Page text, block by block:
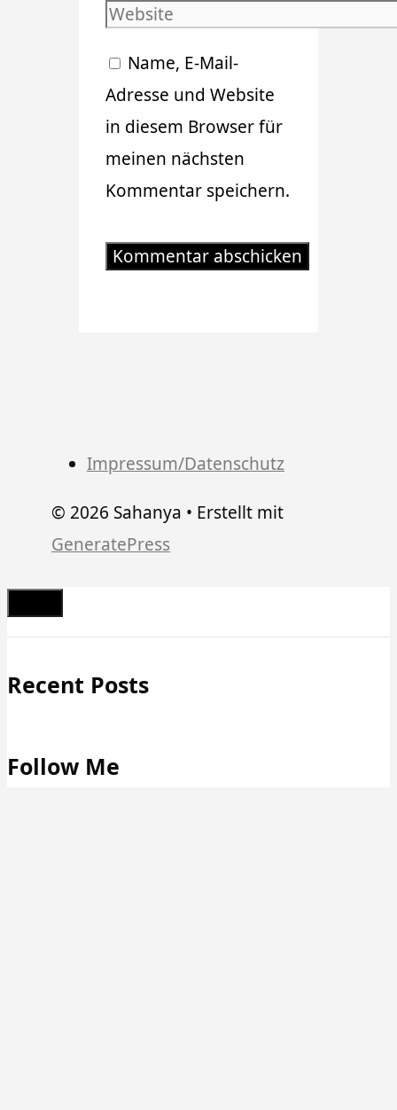
Mail-
Website
Name, E-Mail-
Adresse und Website
in diesem Browser für
meinen nächsten
Kommentar speichern.
Impressum/Datenschutz
© 2026 Sahanya • Erstellt mit
GeneratePress
Schließen
Recent Posts
Follow Me